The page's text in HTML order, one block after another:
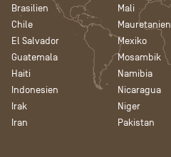
Brasilien
Chile
El Salvador
Guatemala
Haiti
Indonesien
Irak
Iran
Mali
Mauretanien
Mexiko
Mosambik
Namibia
Nicaragua
Niger
Pakistan